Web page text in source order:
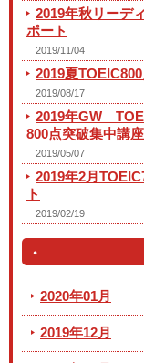
2019年秋リーデ
ポート
2019/11/04
2019夏
2019/08/17
2019年GW
800点突破集中講
2019/05/07
2019年2月
ト
2019/02/19
2020年01月
2019年12月